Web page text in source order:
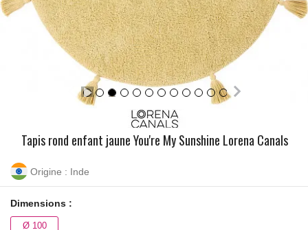
Tapis rond enfant jaune You're My Sunshine Lorena Canals
Origine : Inde
Dimensions :
Ø 100